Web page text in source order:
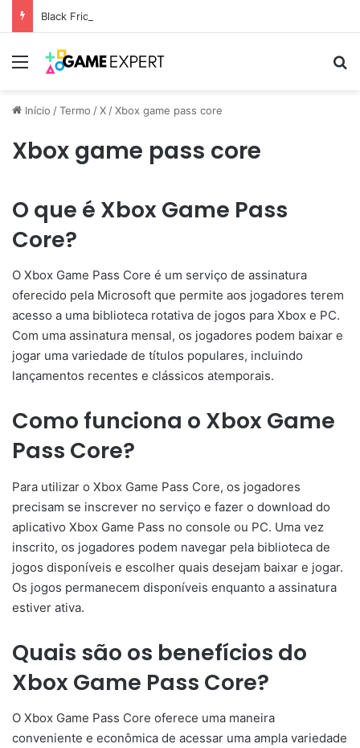
Black Friday: descontos incríveis em eletrônicos
Menu
Início /Termo /X /Xbox game pass core
Xbox game pass core
O que é Xbox Game Pass
Core?
O Xbox Game Pass Core é um serviço de assinatura
oferecido pela Microsoft que permite aos jogadores terem
acesso a uma biblioteca rotativa de jogos para Xbox e PC.
Com uma assinatura mensal, os jogadores podem baixar e
jogar uma variedade de títulos populares, incluindo
lançamentos recentes e clássicos atemporais.
Como funciona o Xbox Game
Pass Core?
Para utilizar o Xbox Game Pass Core, os jogadores
precisam se inscrever no serviço e fazer o download do
aplicativo Xbox Game Pass no console ou PC. Uma vez
inscrito, os jogadores podem navegar pela biblioteca de
jogos disponíveis e escolher quais desejam baixar e jogar.
Os jogos permanecem disponíveis enquanto a assinatura
estiver ativa.
Quais são os benefícios do
Xbox Game Pass Core?
O Xbox Game Pass Core oferece uma maneira
conveniente e econômica de acessar uma ampla variedade